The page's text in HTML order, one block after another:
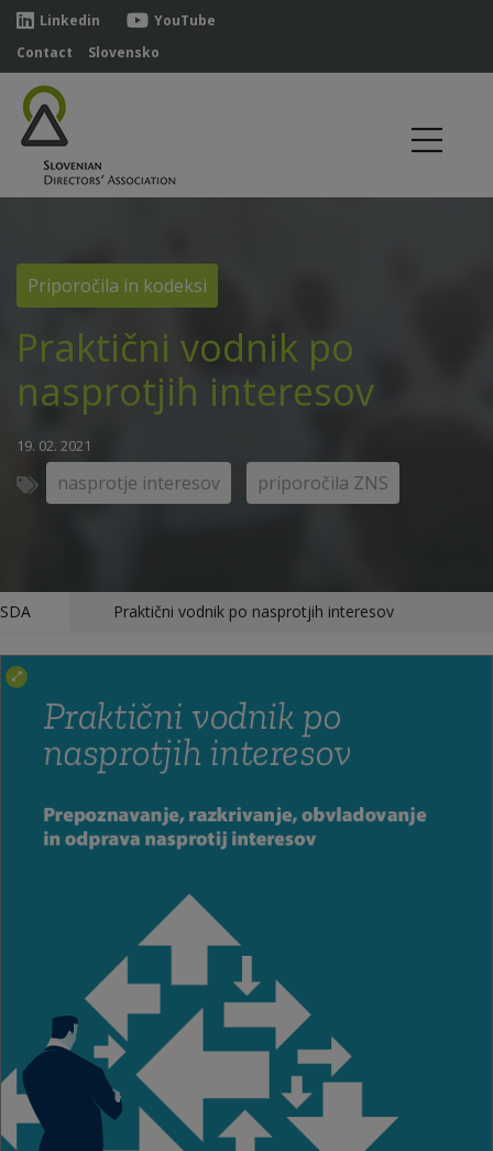
Linkedin
YouTube
Contact
Slovensko
Priporočila in kodeksi
Praktični vodnik po
nasprotjih interesov
19. 02. 2021
nasprotje interesov priporočila ZNS
SDA Praktični vodnik po nasprotjih interesov